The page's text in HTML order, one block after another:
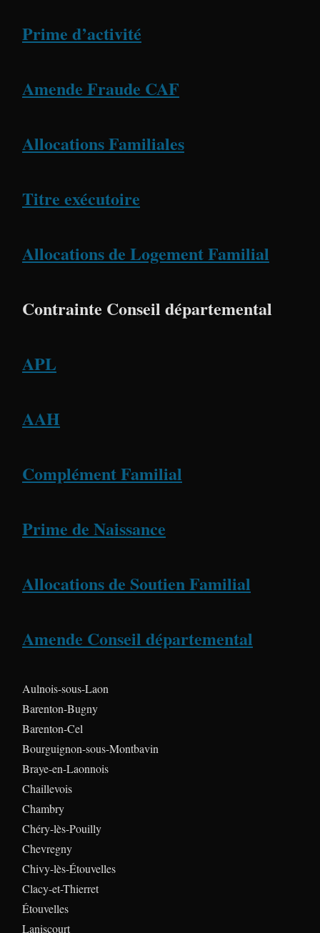
Prime d’activité
Amende Fraude CAF
Allocations Familiales
Titre exécutoire
Allocations de Logement Familial
Contrainte Conseil départemental
APL
AAH
Complément Familial
Prime de Naissance
Allocations de Soutien Familial
Amende Conseil départemental
Aulnois-sous-Laon
Barenton-Bugny
Barenton-Cel
Bourguignon-sous-Montbavin
Braye-en-Laonnois
Chaillevois
Chambry
Chéry-lès-Pouilly
Chevregny
Chivy-lès-Étouvelles
Clacy-et-Thierret
Étouvelles
Laniscourt